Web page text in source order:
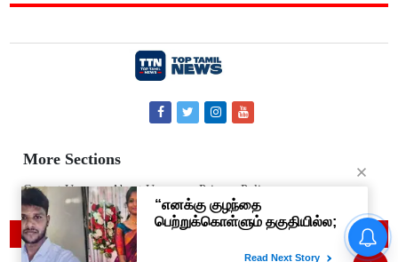
More Sections
Contact Us About Us Privacy Policy
© 2019 Top Tamil News